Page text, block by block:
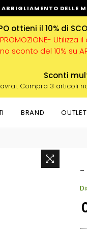
ABBIGLIAMENTO DELLE
ottieni il 10% di
PROMOZIONE- Utilizza il
sconto del 10% su
Sconti
Compra 3 articoli
BRAND OUTLET
-